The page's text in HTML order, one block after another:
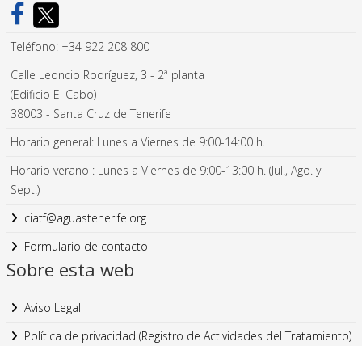
Teléfono: +34 922 208 800
Calle Leoncio Rodríguez, 3 - 2ª planta
(Edificio El Cabo)
38003 - Santa Cruz de Tenerife
Horario general: Lunes a Viernes de 9:00-14:00 h.
Horario verano : Lunes a Viernes de 9:00-13:00 h. (Jul., Ago. y
Sept.)
ciatf@aguastenerife.org
Formulario de contacto
Sobre esta web
Aviso Legal
Política de privacidad (Registro de Actividades del Tratamiento)